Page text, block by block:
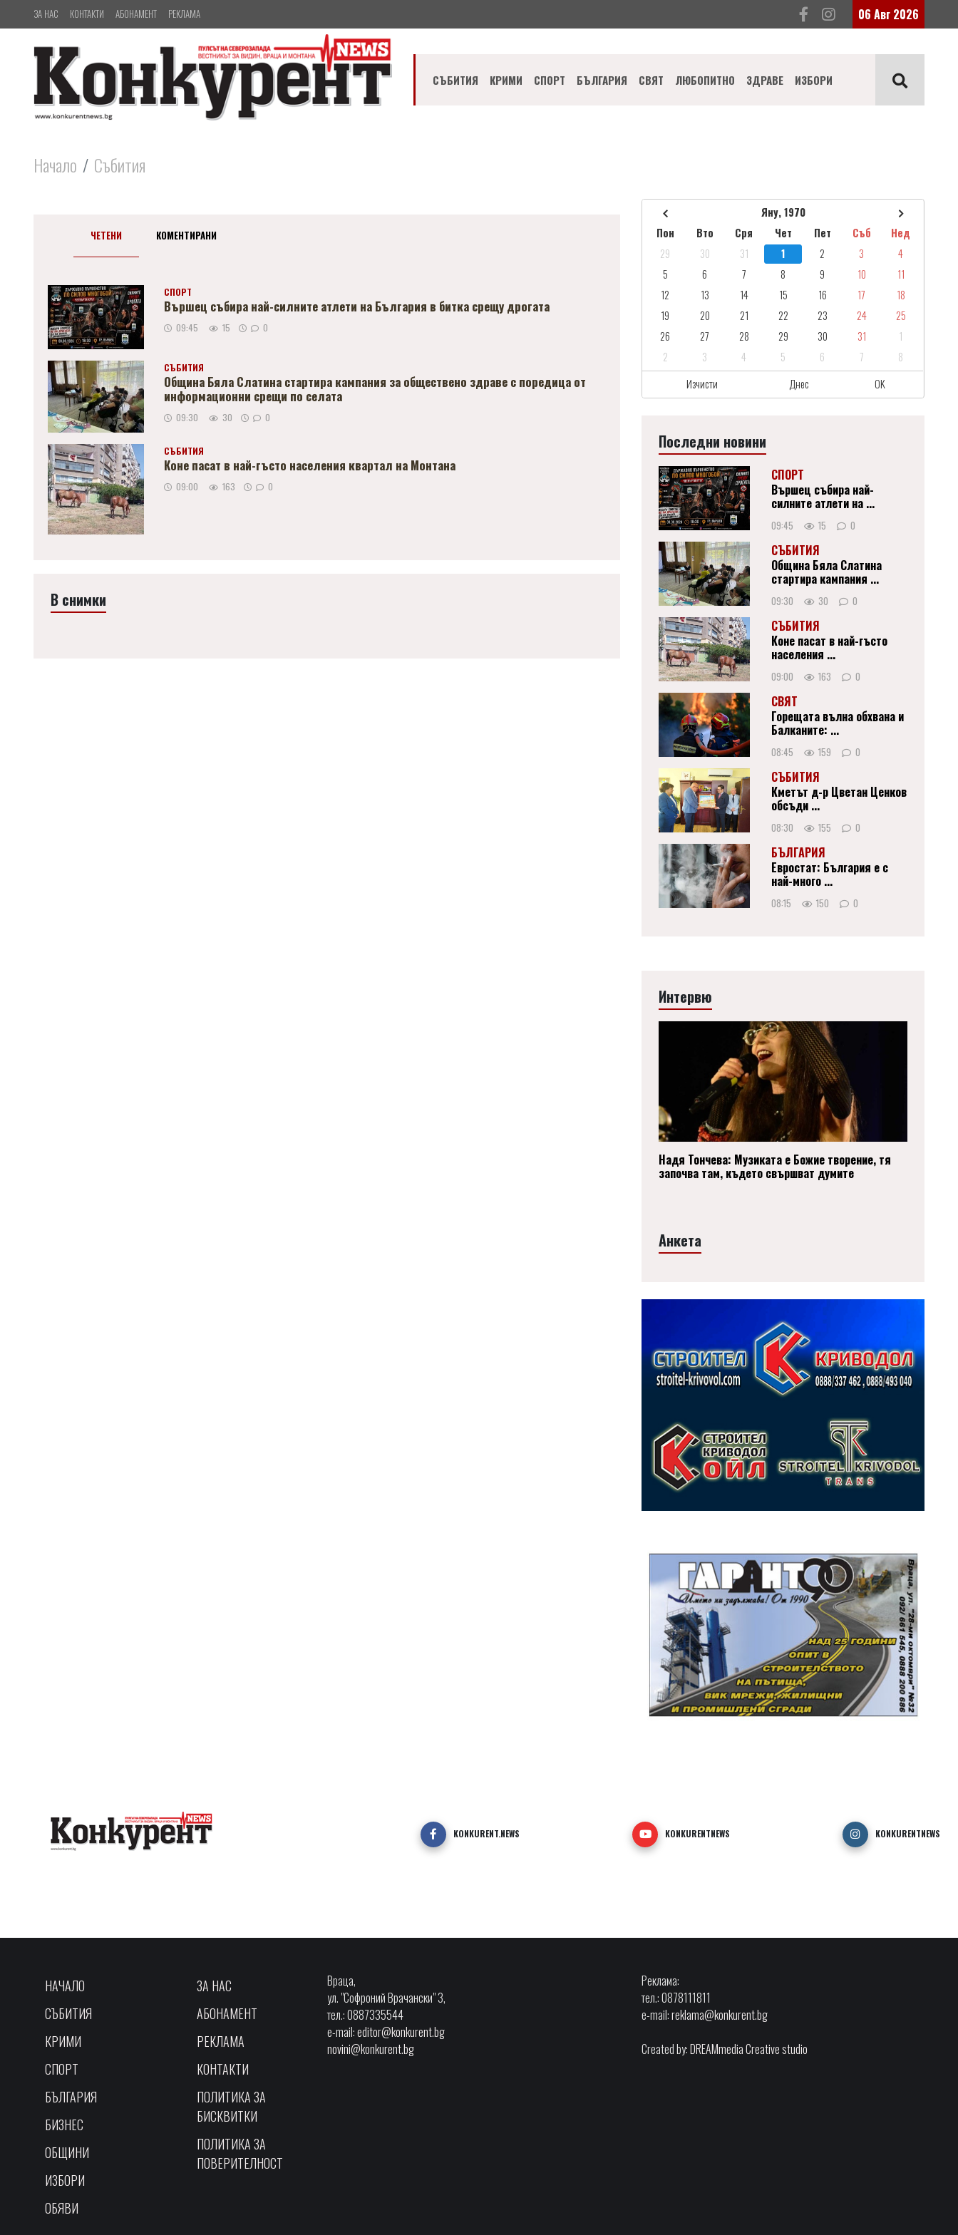
ЗА НАС КОНТАКТИ АБОНАМЕНТ РЕКЛАМА 06 Авг 2026
СЪБИТИЯ КРИМИ СПОРТ БЪЛГАРИЯ СВЯТ ЛЮБОПИТНО ЗДРАВЕ ИЗБОРИ
Начало Събития
ЧЕТЕНИ КОМЕНТИРАНИ
СПОРТ
Вършец събира най-силните атлети на България в битка срещу дрогата
09:45 15 0
СЪБИТИЯ
Община Бяла Слатина стартира кампания за обществено здраве с поредица от
информационни срещи по селата
09:30 30 0
СЪБИТИЯ
Коне пасат в най-гъсто населения квартал на Монтана
09:00 163 0
В снимки
Яну, 1970
Пон
Вто Сря Чет Пет Съб
Нед
29
30 31 1 2 3
4
5
6 7 8 9 10
11
12
13 14 15 16 17
18
19
20 21 22 23 24
25
26
27 28 29 30 31
1
2
3 4 5 6 7
8
Изчисти
Днес OK
Последни новини
СПОРТ
Вършец събира най-
силните атлети на ...
09:45 15 0
СЪБИТИЯ
Община Бяла Слатина
стартира кампания ...
09:30 30 0
СЪБИТИЯ
Коне пасат в най-гъсто
населения ...
09:00 163 0
СВЯТ
Горещата вълна обхвана и
Балканите: ...
08:45 159 0
СЪБИТИЯ
Кметът д-р Цветан Ценков
обсъди ...
08:30 155 0
БЪЛГАРИЯ
Евростат: България е с
най-много ...
08:15 150 0
Интервю
Надя Тончева: Музиката е Божие творение, тя
започва там, където свършват думите
Анкета
KONKURENT.NEWS KONKURENTNEWS KONKURENTNEWS
НАЧАЛО
СЪБИТИЯ
КРИМИ
СПОРТ
БЪЛГАРИЯ
БИЗНЕС
ОБЩИНИ
ИЗБОРИ
ОБЯВИ
ЗА НАС
АБОНАМЕНТ
РЕКЛАМА
КОНТАКТИ
ПОЛИТИКА ЗА
БИСКВИТКИ
ПОЛИТИКА ЗА
ПОВЕРИТЕЛНОСТ
Враца,
ул. "Софроний Врачански" 3,
тел.: 0887335544
e-mail:editor@konkurent.bg
novini@konkurent.bg
Реклама:
тел.: 0878111811
e-mail:reklama@konkurent.bg
Created by:DREAMmedia Creative studio